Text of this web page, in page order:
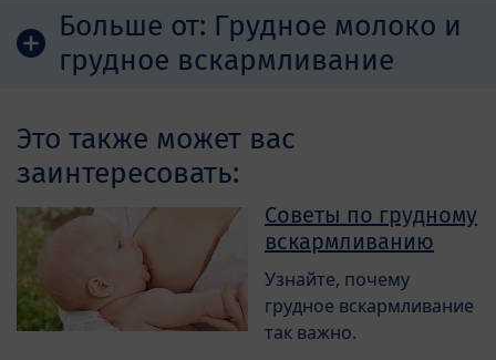
Больше от: Грудное молоко и
грудное вскармливание
Это также может вас
заинтересовать:
Советы по грудному
вскармливанию
Узнайте, почему
грудное вскармливание
так важно.